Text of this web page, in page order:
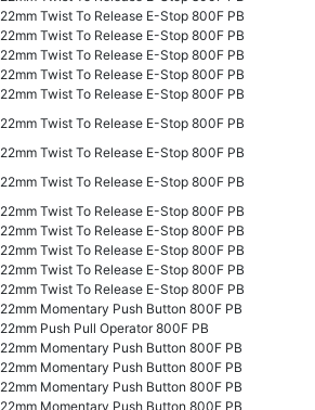
22mm Twist To Release E-Stop 800F PB
22mm Twist To Release E-Stop 800F PB
22mm Twist To Release E-Stop 800F PB
22mm Twist To Release E-Stop 800F PB
22mm Twist To Release E-Stop 800F PB
22mm Twist To Release E-Stop 800F PB
22mm Twist To Release E-Stop 800F PB
22mm Twist To Release E-Stop 800F PB
22mm Twist To Release E-Stop 800F PB
22mm Twist To Release E-Stop 800F PB
22mm Twist To Release E-Stop 800F PB
22mm Twist To Release E-Stop 800F PB
22mm Twist To Release E-Stop 800F PB
22mm Momentary Push Button 800F PB
22mm Push Pull Operator 800F PB
22mm Momentary Push Button 800F PB
22mm Momentary Push Button 800F PB
22mm Momentary Push Button 800F PB
22mm Momentary Push Button 800F PB